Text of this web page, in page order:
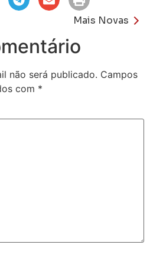
Mais Novas
não será publicado. Campos
com *